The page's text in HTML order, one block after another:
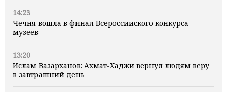
14:23
Чечня вошла в финал Всероссийского конкурса
музеев
13:20
Ислам Вазарханов: Ахмат-Хаджи вернул людям веру
в завтрашний день